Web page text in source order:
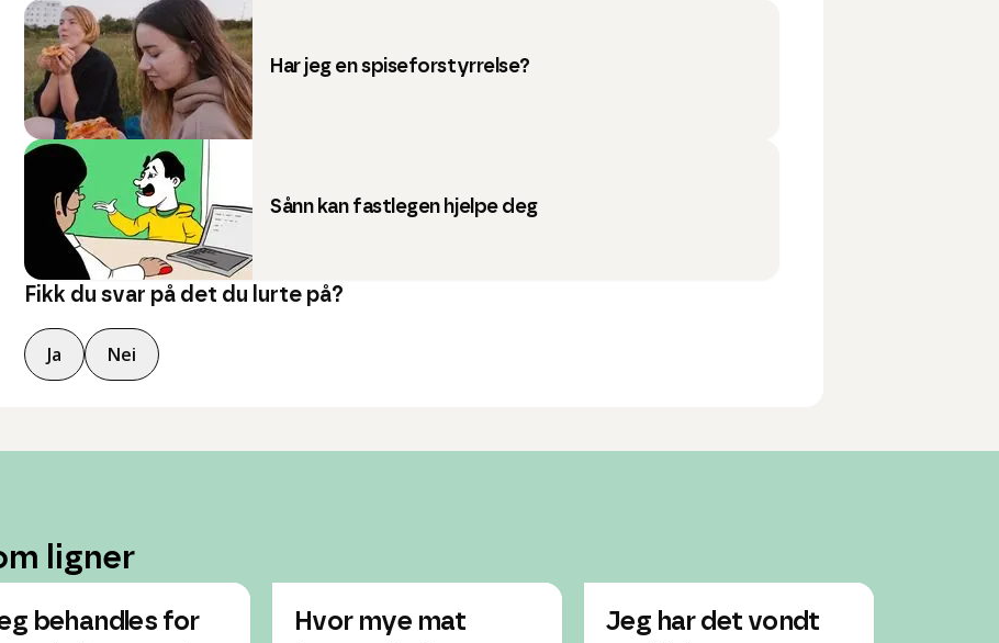
Har jeg en spiseforstyrrelse?
Sånn kan fastlegen hjelpe deg
Fikk du svar på det du lurte på?
Ja Nei
ligner
behandles for
Hvor mye mat
Jeg har det vondt